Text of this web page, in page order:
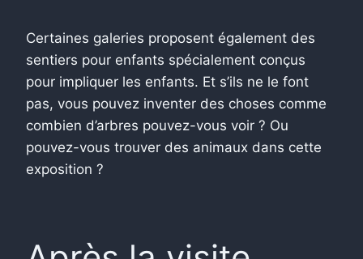
Certaines galeries proposent également des
sentiers pour enfants spécialement conçus
pour impliquer les enfants. Et s’ils ne le font
pas, vous pouvez inventer des choses comme
combien d’arbres pouvez-vous voir ? Ou
pouvez-vous trouver des animaux dans cette
exposition ?